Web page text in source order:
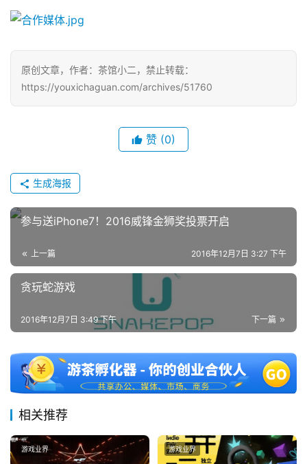
金
茶
7
0
游
茶
对
会
上
海
中
原创文章，作者：茶馆小二，禁止转载：
https://youxichaguan.com/archives/51760
赞 (0)
生成海报
参与送iPhone7！2016威锋金狮奖投票开启
上一篇 2016年12月7日 3:27 下午
贪玩蛇游戏
下一篇
2016年12月7日 3:49 下午
相关推荐
游戏业界 游戏业界